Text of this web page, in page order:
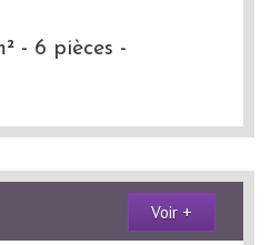
- 6 pièces -
Voir +